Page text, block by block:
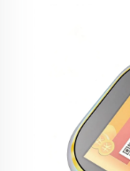
Λάβετε